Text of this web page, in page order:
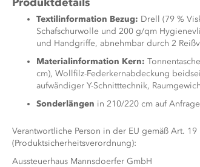
Textilinformation Bezug: Drell (79 %
Schafschurwolle und 200 g/qm
und Handgriffe, abnehmbar durch 2
Materialinformation Kern:
cm), Wollfilz-Federkernabdeckung
aufwändiger Y-Schnitttechnik,
Sonderlängen in 210/220 cm auf
Verantwortliche Person in der EU gemäß Art.
(Produktsicherheitsverordnung):
Aussteuerhaus Mannsdoerfer GmbH